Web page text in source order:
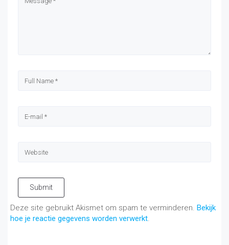
Submit
Deze site gebruikt Akismet om spam te verminderen. Bekijk
hoe je reactie gegevens worden verwerkt.